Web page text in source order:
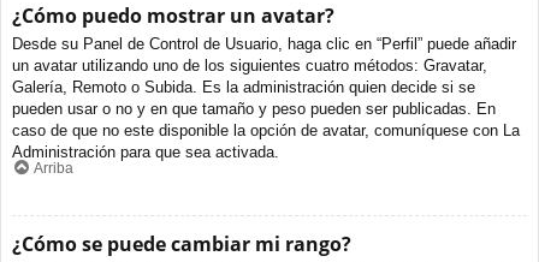
¿Cómo puedo mostrar un avatar?
Desde su Panel de Control de Usuario, haga clic en “Perfil” puede añadir
un avatar utilizando uno de los siguientes cuatro métodos: Gravatar,
Galería, Remoto o Subida. Es la administración quien decide si se
pueden usar o no y en que tamaño y peso pueden ser publicadas. En
caso de que no este disponible la opción de avatar, comuníquese con La
Administración para que sea activada.
Arriba
¿Cómo se puede cambiar mi rango?